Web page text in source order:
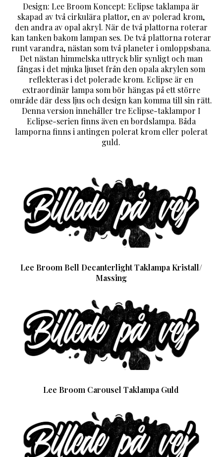
Design: Lee Broom Koncept: Eclipse taklampa är
skapad av två cirkulära plattor, en av polerad krom,
den andra av opal akryl. När de två plattorna roterar
kan tanken bakom lampan ses. De två plattorna roterar
runt varandra, nästan som två planeter i omloppsbana.
Det nästan himmelska uttryck blir synligt och man
fångas i det mjuka ljuset från den opala akrylen som
reflekteras i det polerade krom. Eclipse är en
extraordinär lampa som bör hängas på ett större
område där dess ljus och design kan komma till sin rätt.
Denna version innehåller tre Eclipse-taklampor I
Eclipse-serien finns även en bordslampa. Båda
lamporna finns i antingen polerat krom eller polerat
guld.
Lee Broom Bell Decanterlight Taklampa Kristall/
Massing
Lee Broom Carousel Taklampa Guld